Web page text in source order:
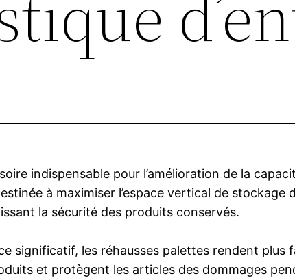
indispensable pour l’amélioration de la
à maximiser l’espace vertical de stockage
la sécurité des produits conservés.
significatif, les réhausses palettes rendent
et protègent les articles des dommages